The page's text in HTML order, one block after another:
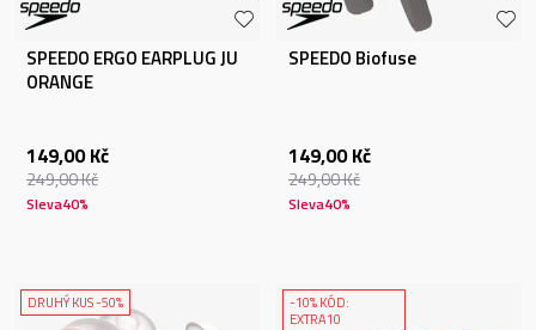
SPEEDO ERGO EARPLUG JU
ORANGE
149,00 Kč
249,00Kč
Sleva40%
SPEEDO Biofuse
149,00 Kč
249,00Kč
Sleva40%
DRUHÝ KUS -50%
-10% KÓD:
EXTRA10